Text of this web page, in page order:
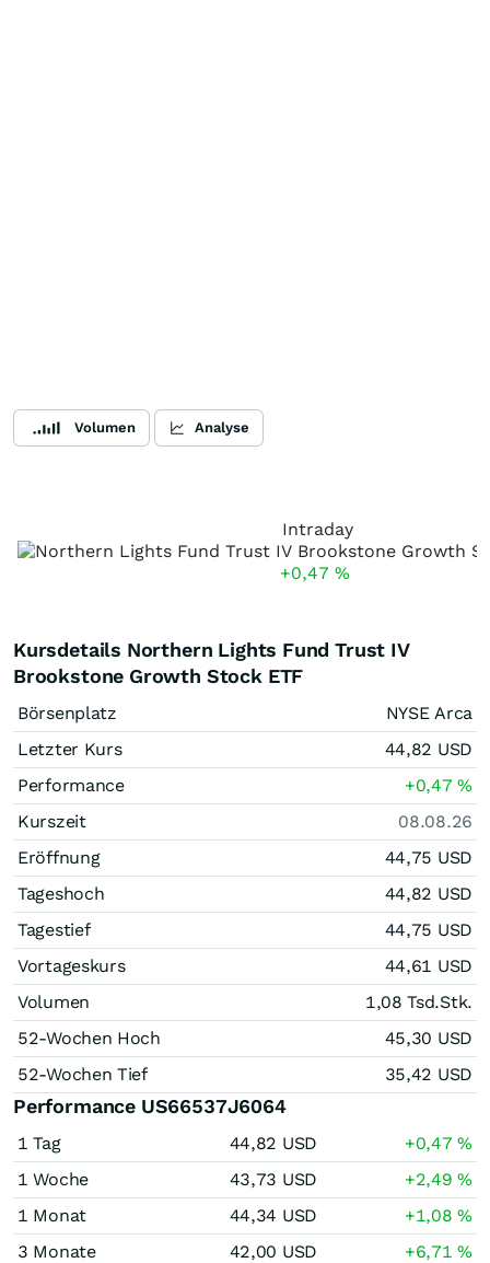
Volumen Analyse
Intraday
+0,47 %
Kursdetails Northern Lights Fund Trust IV
Brookstone Growth Stock ETF
Börsenplatz
NYSE Arca
Letzter Kurs
44,82 USD
Performance
+0,47%
Kurszeit
08.08.26
Eröffnung
44,75 USD
Tageshoch
44,82 USD
Tagestief
44,75 USD
Vortageskurs
44,61 USD
Volumen
1,08 Tsd.Stk.
52-Wochen Hoch
45,30 USD
52-Wochen Tief
35,42 USD
Performance US66537J6064
1 Tag 44,82 USD +0,47%
1 Woche
43,73 USD +2,49%
1 Monat
44,34 USD +1,08%
3 Monate
42,00 USD +6,71%